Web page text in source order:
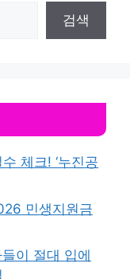
검색
체크! ‘누진공
민생지원금
이 절대 입에